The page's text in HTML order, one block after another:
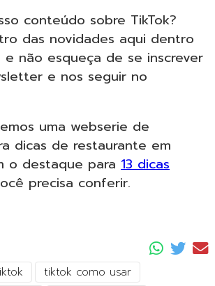
conteúdo sobre TikTok?
das novidades aqui dentro
e não esqueça de se inscrever
e nos seguir no
uma webserie de
dicas de restaurante em
o destaque para 13 dicas
precisa conferir.
tiktok como usar